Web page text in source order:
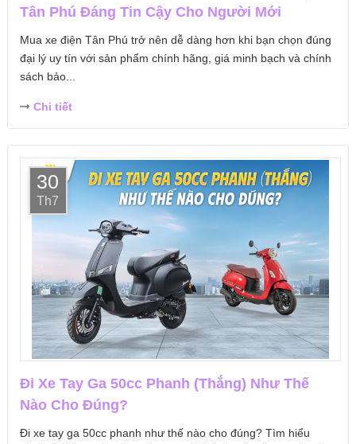
Tân Phú Đáng Tin Cậy Cho Người Mới
Mua xe điện Tân Phú trở nên dễ dàng hơn khi bạn chọn đúng
đại lý uy tín với sản phẩm chính hãng, giá minh bạch và chính
sách bảo...
Chi tiết
30
Th7
Đi Xe Tay Ga 50cc Phanh (Thắng) Như Thế
Nào Cho Đúng?
Đi xe tay ga 50cc phanh như thế nào cho đúng? Tìm hiểu